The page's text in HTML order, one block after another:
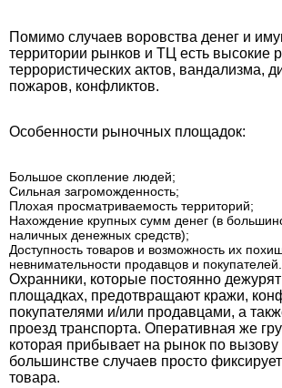
Помимо случаев воровства денег и
территории рынков и ТЦ есть высокие
террористических актов, вандализма,
пожаров, конфликтов.
Особенности рыночных площадок:
Большое скопление людей;
Сильная загроможденность;
Плохая просматриваемость территорий;
Нахождение крупных сумм денег (в
наличных денежных средств);
Доступность товаров и возможность их
невнимательности продавцов и покупателей.
Охранники, которые постоянно
площадках, предотвращают кражи,
покупателями и/или продавцами, а
проезд транспорта. Оперативная же
которая прибывает на рынок по вызову
большинстве случаев просто
товара.